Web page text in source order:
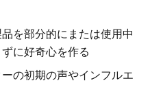
を部分的にまたは使用中
に好奇心を作る
の初期の声やインフルエ